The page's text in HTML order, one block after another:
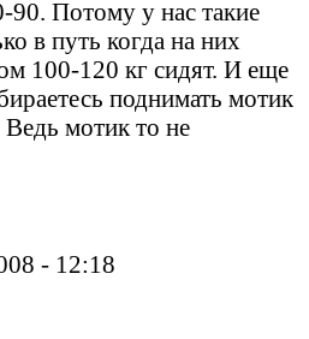
90. Потому у нас такие
в путь когда на них
100-120 кг сидят. И еще
поднимать мотик
Ведь мотик то не
- 12:18